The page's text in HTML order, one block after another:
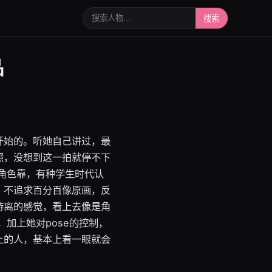
搜索人物或写真 搜索
的。听她自己讲过，最
没想到这一拍就停不下
色靠，有种学生时代认
追求百分百像原画，反
的感觉，看上去像是角
上她对pose的控制，
人，基本上看一眼就会